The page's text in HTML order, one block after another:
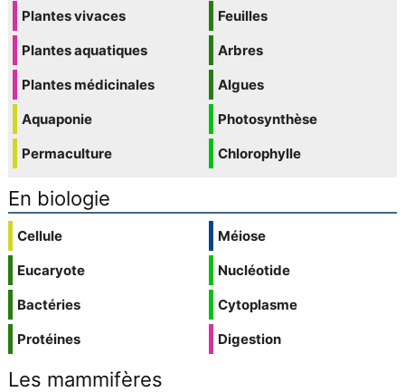
Plantes vivaces
Plantes aquatiques
Plantes médicinales
Aquaponie
Permaculture
Feuilles
Arbres
Algues
Photosynthèse
Chlorophylle
En biologie
Cellule
Eucaryote
Bactéries
Protéines
Méiose
Nucléotide
Cytoplasme
Digestion
Les mammifères